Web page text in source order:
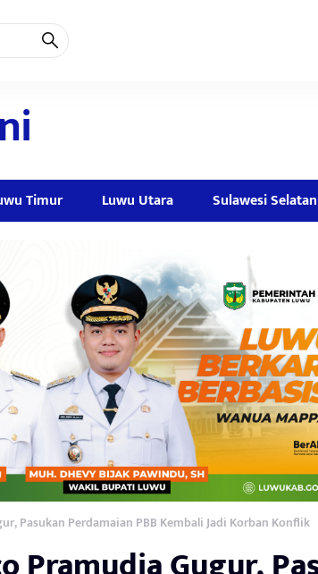
Timur Luwu Utara Sulawesi Selatan
Pasukan Perdamaian PBB Kembali Jadi Korban Konflik